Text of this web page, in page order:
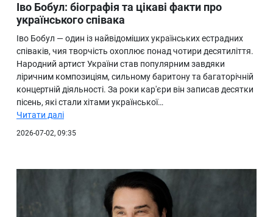
Іво Бобул: біографія та цікаві факти про
українського співака
Іво Бобул — один із найвідоміших українських естрадних
співаків, чия творчість охоплює понад чотири десятиліття.
Народний артист України став популярним завдяки
ліричним композиціям, сильному баритону та багаторічній
концертній діяльності. За роки кар'єри він записав десятки
пісень, які стали хітами української…
Читати далі
2026-07-02, 09:35